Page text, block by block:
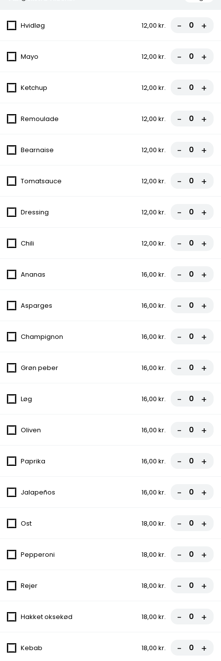
Menu 1
valgfri dyppelse og dåse sodavand..
Almindelig burger serveret med pommes
frites, valgfri dyppelse og dåse sodavand.
75,00 kr.
1. Bergamo Pizza
2. Vesuvio Pizza
fra 102,00 kr.
3. Pranzo Pizza
fra 102,00 kr.
4. Vegetariana Pizza
fra 107,00 kr.
5. La Mafia Pizza
fra 107,00 kr.
6. Capricciosa Pizza
fra 107,00 kr.
7. Jamaica Pizza
fra 107,00 kr.
Hvidløg 12,00 kr. - +
Mayo 12,00 kr. - +
Ketchup 12,00 kr. - +
Remoulade 12,00 kr. - +
Bearnaise 12,00 kr. - +
Tomatsauce 12,00 kr. - +
Dressing 12,00 kr. - +
Chili 12,00 kr. - +
Ananas 16,00 kr. - +
Asparges 16,00 kr. - +
Champignon 16,00 kr. - +
Grøn peber 16,00 kr. - +
Løg 16,00 kr. - +
Oliven 16,00 kr. - +
Paprika 16,00 kr. - +
Jalapeños 16,00 kr. - +
Ost 18,00 kr. - +
Pepperoni 18,00 kr. - +
Rejer 18,00 kr. - +
Hakket oksekød 18,00 kr. - +
Kebab 18,00 kr. - +